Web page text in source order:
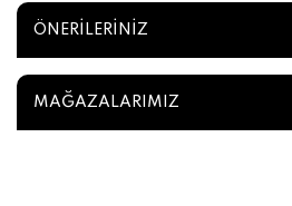
ÖNERİLERİNİZ
MAĞAZALARIMIZ